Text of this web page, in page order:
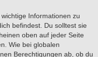
Informationen zu
befindest. Du solltest sie
oben auf jeder Seite
Wie bei globalen
Berechtigungen ab, ob du